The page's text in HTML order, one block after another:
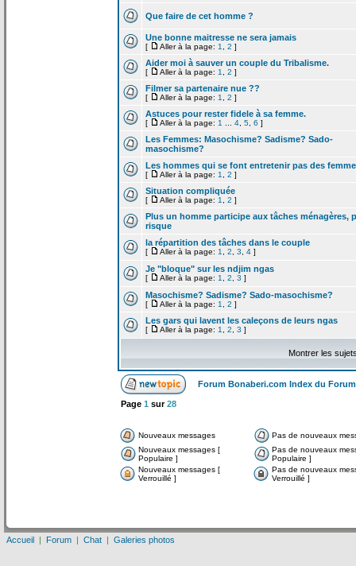
Que faire de cet homme ?
Une bonne maitresse ne sera jamais
[ Aller à la page: 1 2 ]
Aider moi à sauver un couple du Tribalisme.
[ Aller à la page: 1 2 ]
Filmer sa partenaire nue ??
[ Aller à la page: 1 2 ]
Astuces pour rester fidele à sa femme.
[ Aller à la page: 1 4 5 6 ]
Les Femmes: Masochisme? Sadisme? Sado-
masochisme?
Les hommes qui se font entretenir pas des
[ Aller à la page: 1 2 ]
Situation compliquée
[ Aller à la page: 1 2 ]
Plus un homme participe aux tâches ménagères,
risque
la répartition des tâches dans le couple
[ Aller à la page: 1 2 3 4 ]
Je "bloque" sur les ndjim ngas
[ Aller à la page: 1 2 3 ]
Masochisme? Sadisme? Sado-masochisme?
[ Aller à la page: 1 2 ]
Les gars qui lavent les caleçons de leurs ngas
[ Aller à la page: 1 2 3 ]
Montrer les
Forum Bonaberi.com Index du Forum
Page 1 sur28
Nouveaux messages
Pas de nouveaux
Nouveaux messages [
Populaire ]
Pas de nouveaux
Populaire ]
Nouveaux messages [
Verrouillé ]
Pas de nouveaux
Verrouillé ]
Accueil | Forum | Chat | Galeries photos